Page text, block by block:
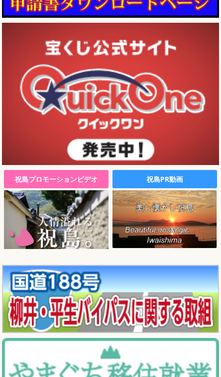
祝島プロモーションビデオ 祝島PR動画